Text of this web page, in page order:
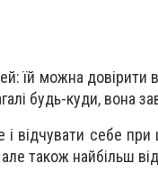
їй можна довірити
будь-куди, вона
відчувати себе при
також найбільш